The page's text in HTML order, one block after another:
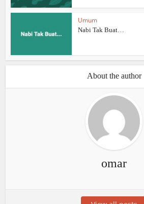
Umum
Nabi Tak Buat…
About the author
omar